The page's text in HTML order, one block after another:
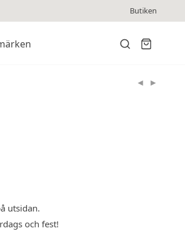
Butiken
utsidan.
och fest!